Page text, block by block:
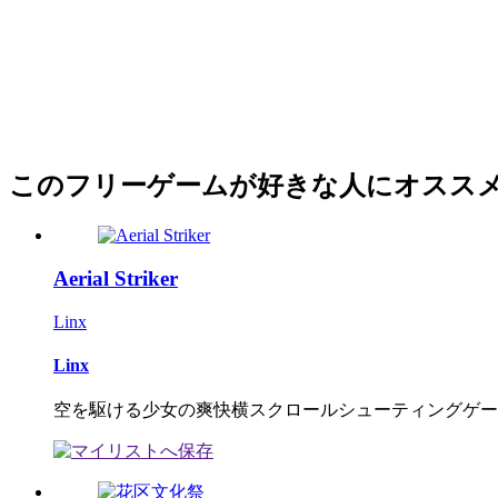
このフリーゲームが好きな人にオスス
Aerial Striker
Linx
Linx
空を駆ける少女の爽快横スクロールシューティングゲ